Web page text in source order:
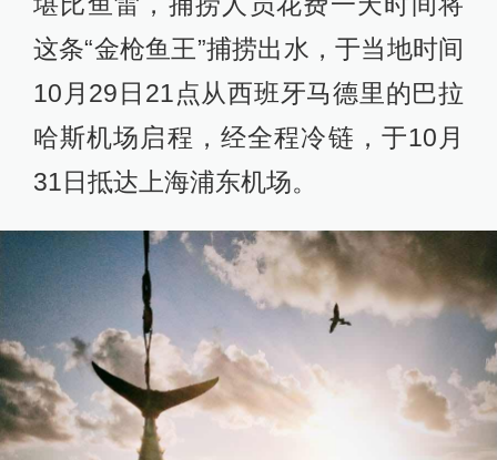
这条“金枪鱼王”捕捞出水，于当地时间
10月29日21点从西班牙马德里的巴拉
哈斯机场启程，经全程冷链，于10月
31日抵达上海浦东机场。